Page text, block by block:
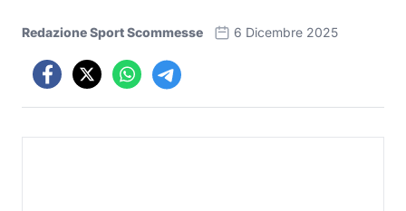
Redazione Sport Scommesse 6 Dicembre 2025